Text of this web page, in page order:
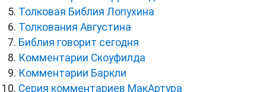
Толковая Библия Лопухина
Толкования Августина
Библия говорит сегодня
Комментарии Скоуфилда
Комментарии Баркли
Серия комментариев МакАртура